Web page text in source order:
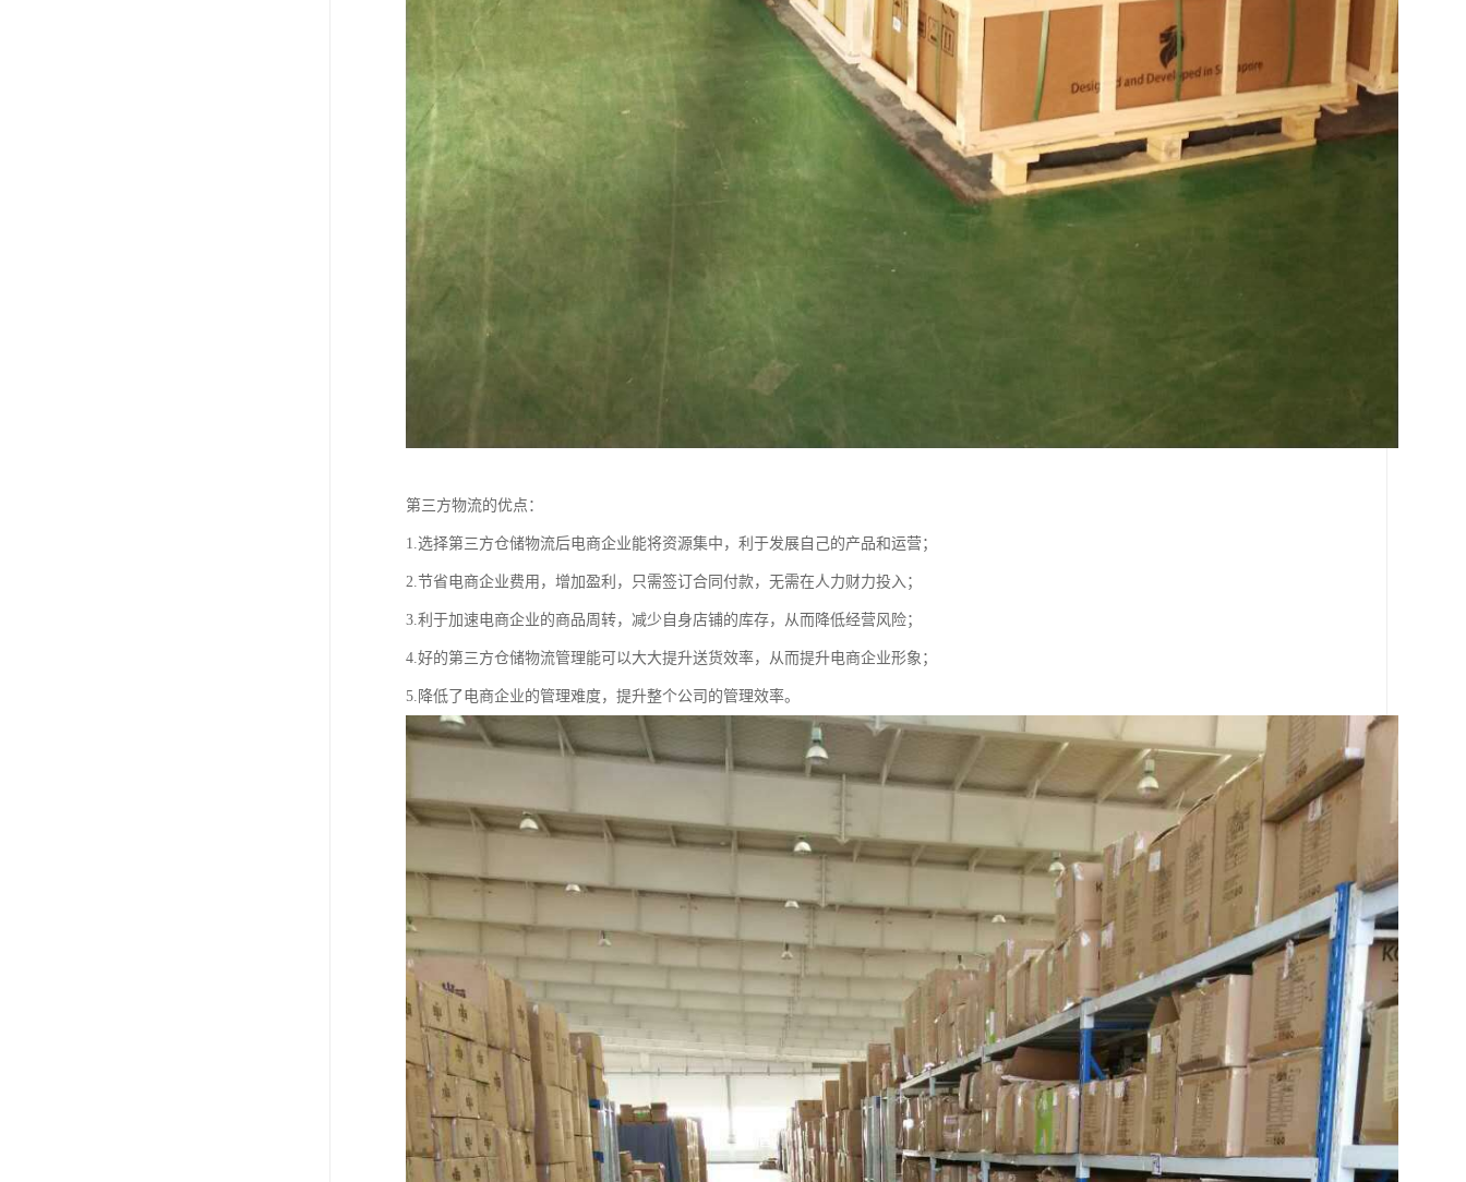
第三方物流的优点：
1.选择第三方仓储物流后电商企业能将资源集中，利于发展自己的产品和运营；
2.节省电商企业费用，增加盈利，只需签订合同付款，无需在人力财力投入；
3.利于加速电商企业的商品周转，减少自身店铺的库存，从而降低经营风险；
4.好的第三方仓储物流管理能可以大大提升送货效率，从而提升电商企业形象；
5.降低了电商企业的管理难度，提升整个公司的管理效率。